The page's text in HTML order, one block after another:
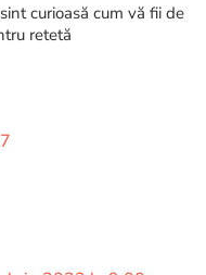
curioasă cum vă fii de
retetă